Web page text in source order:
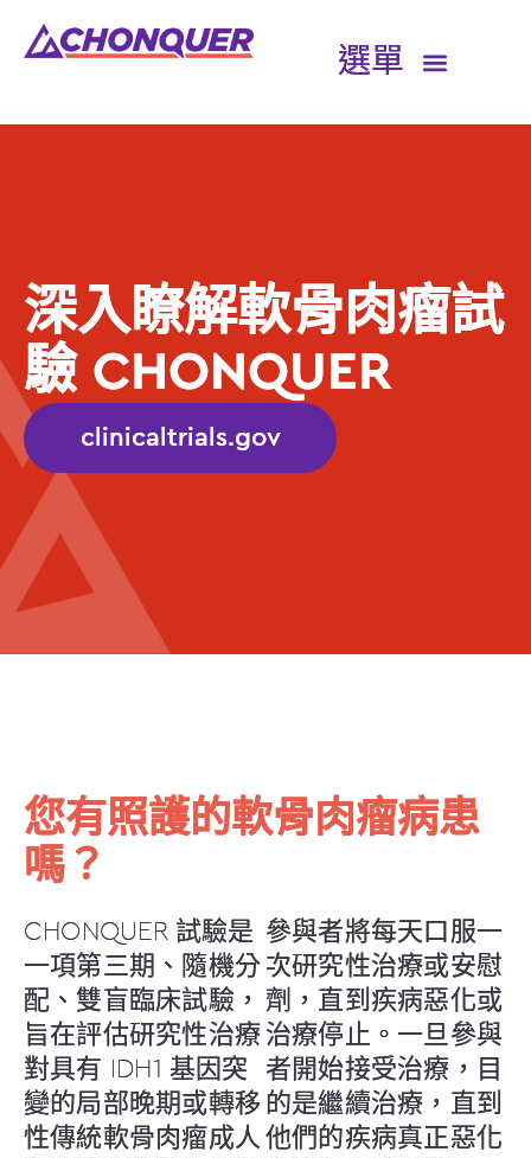
深入瞭解軟骨肉瘤試
驗 CHONQUER
clinicaltrials.gov
您有照護的軟骨肉瘤病患
嗎？
CHONQUER 試驗是
一項第三期、隨機分
配、雙盲臨床試驗，
旨在評估研究性治療
對具有 IDH1 基因突
變的局部晚期或轉移
性傳統軟骨肉瘤成人
參與者將每天口服一
次研究性治療或安慰
劑，直到疾病惡化或
治療停止。一旦參與
者開始接受治療，目
的是繼續治療，直到
他們的疾病真正惡化